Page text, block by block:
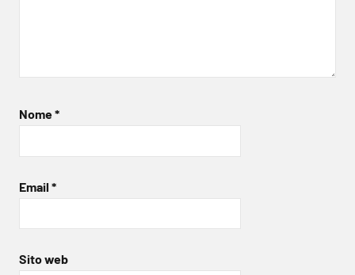
Nome*
Email *
Sito web